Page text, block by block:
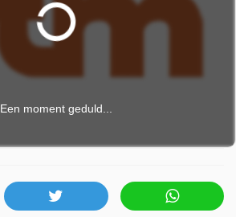
Een moment geduld...